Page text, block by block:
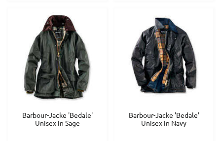
Barbour-Jacke 'Bedale'
Unisex in Sage
Barbour-Jacke 'Bedale'
Unisex in Navy